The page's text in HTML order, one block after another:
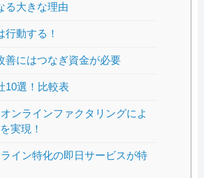
る大きな理由
動する！
善にはつなぎ資金が必要
10選！比較表
ンラインファクタリングによ
実現！
イン特化の即日サービスが特